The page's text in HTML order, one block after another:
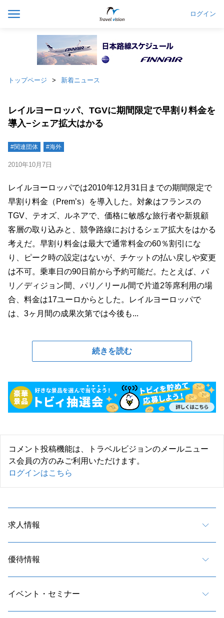
ログイン
トップページ 新着ニュース
レイルヨーロッパ、TGVに期間限定で早割り料金を
導入−シェア拡大はかる
#関連団体 #海外
2010年10月7日
レイルヨーロッパでは2010年12月31日までの期間限定で
早割り料金（Prem’s）を導入した。対象はフランスの
TGV、テオズ、ルネアで、価格に敏感な旅行者や新規顧
客層の取り込みと、競争路線におけるシェア拡大をはかる
考えだ。早割り料金は最大で通常料金の60％割引にな
り、ピーク時の設定はないが、チケットの払い戻しや変更
は不可。乗車日の90日前から予約可能だ。たとえば、パ
リ／ディジョン間、パリ／リール間で片道2等席利用の場
合、料金は17ユーロからとした。レイルヨーロッパで
は、3ヶ月間の成果次第では今後も...
続きを読む
コメント投稿機能は、トラベルビジョンのメールニュー
ス会員の方のみご利用いただけます。
ログインはこちら
求人情報
優待情報
イベント・セミナー